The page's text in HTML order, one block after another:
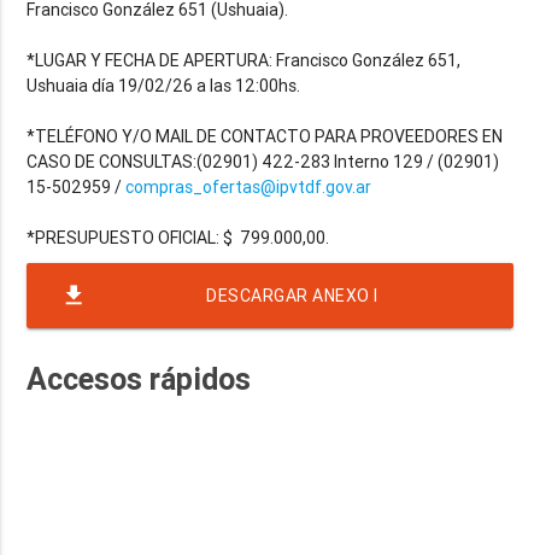
Francisco González 651 (Ushuaia).
*LUGAR Y FECHA DE APERTURA: Francisco González 651,
Ushuaia día 19/02/26 a las 12:00hs.
*TELÉFONO Y/O MAIL DE CONTACTO PARA PROVEEDORES EN
CASO DE CONSULTAS:(02901) 422-283 Interno 129 / (02901)
15-502959 /compras_ofertas@ipvtdf.gov.ar
file_download DESCARGAR ANEXO I
Accesos rápidos